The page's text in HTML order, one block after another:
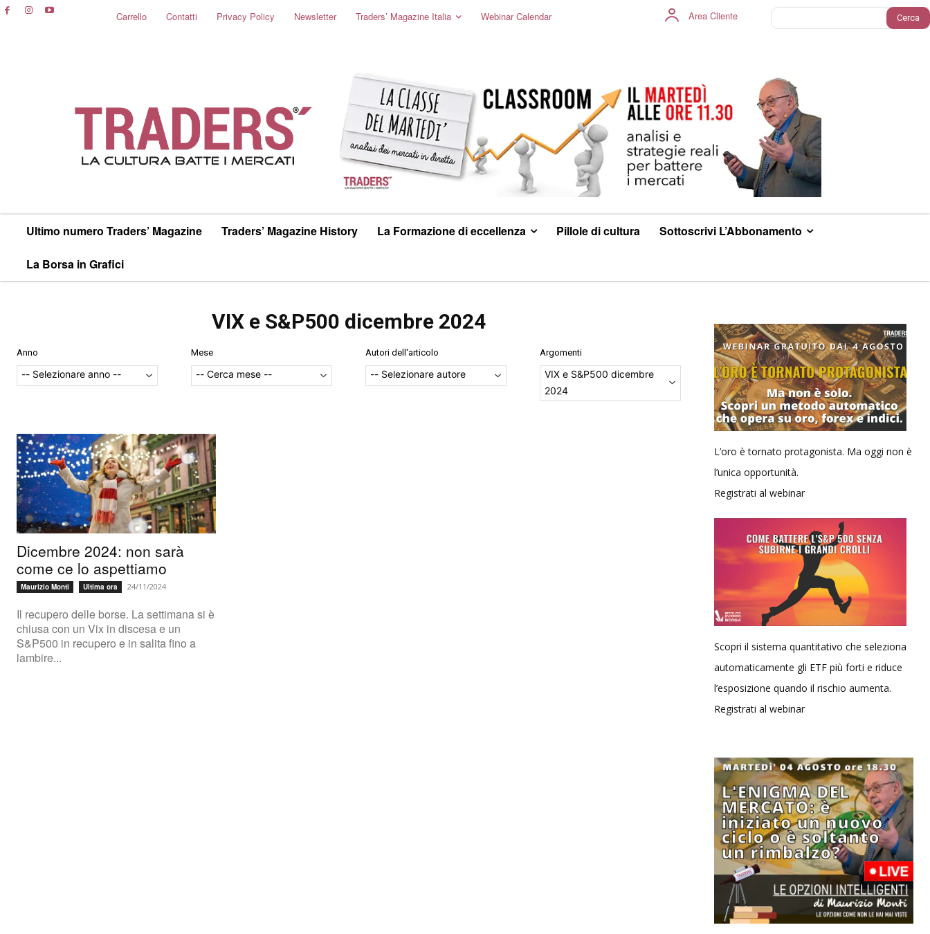
Carrello Contatti Privacy Policy Newsletter Traders’ Magazine Italia Webinar Calendar Area Cliente Cerca
Ultimo numero Traders’ Magazine Traders’ Magazine History La Formazione di eccellenza Pillole di cultura Sottoscrivi L’Abbonamento
La Borsa in Grafici
VIX e S&P500 dicembre 2024
Anno Mese Autori dell'articolo Argomenti
VIX e S&P500 dicembre
2024
Dicembre 2024: non sarà
come ce lo aspettiamo
Maurizio Monti Ultima ora 24/11/2024
Il recupero delle borse. La settimana si è
chiusa con un Vix in discesa e un
S&P500 in recupero e in salita fino a
lambire...
L’oro è tornato protagonista. Ma oggi non è
l’unica opportunità.
Registrati al webinar
Scopri il sistema quantitativo che seleziona
automaticamente gli ETF più forti e riduce
l’esposizione quando il rischio aumenta.
Registrati al webinar